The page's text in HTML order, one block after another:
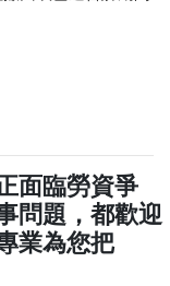
面臨勞資爭
問題，都歡迎
業為您把